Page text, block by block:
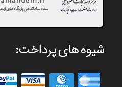
شیوه های پرداخت: